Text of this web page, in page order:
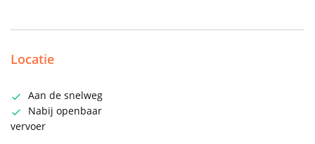
Locatie
Aan de snelweg
Nabij openbaar
vervoer